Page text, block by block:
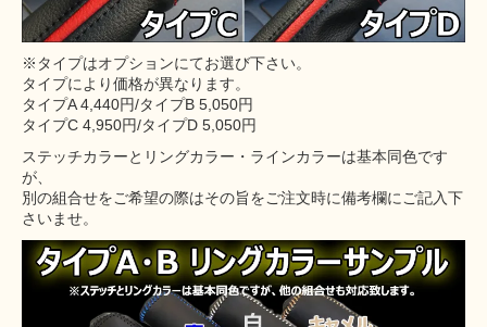
※タイプはオプションにてお選び下さい。
タイプにより価格が異なります。
タイプA 4,440円/タイプB 5,050円
タイプC 4,950円/タイプD 5,050円
ステッチカラーとリングカラー・ラインカラーは基本同色です
が、
別の組合せをご希望の際はその旨をご注文時に備考欄にご記入下
さいませ。